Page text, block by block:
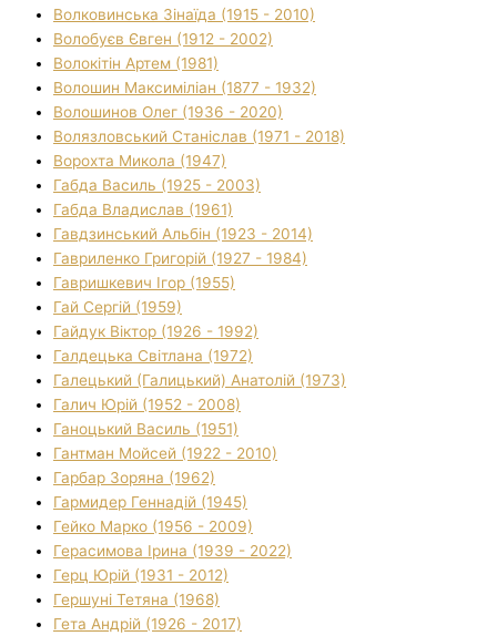
Волковинська Зінаїда (1915 - 2010)
Волобуєв Євген (1912 - 2002)
Волокітін Артем (1981)
Волошин Максиміліан (1877 - 1932)
Волошинов Олег (1936 - 2020)
Волязловський Станіслав (1971 - 2018)
Ворохта Микола (1947)
Габда Василь (1925 - 2003)
Габда Владислав (1961)
Гавдзинський Альбін (1923 - 2014)
Гавриленко Григорій (1927 - 1984)
Гавришкевич Ігор (1955)
Гай Сергій (1959)
Гайдук Віктор (1926 - 1992)
Галдецька Світлана (1972)
Галецький (Галицький) Анатолій (1973)
Галич Юрій (1952 - 2008)
Ганоцький Василь (1951)
Гантман Мойсей (1922 - 2010)
Гарбар Зоряна (1962)
Гармидер Геннадій (1945)
Гейко Марко (1956 - 2009)
Герасимова Ірина (1939 - 2022)
Герц Юрій (1931 - 2012)
Гершуні Тетяна (1968)
Гета Андрій (1926 - 2017)